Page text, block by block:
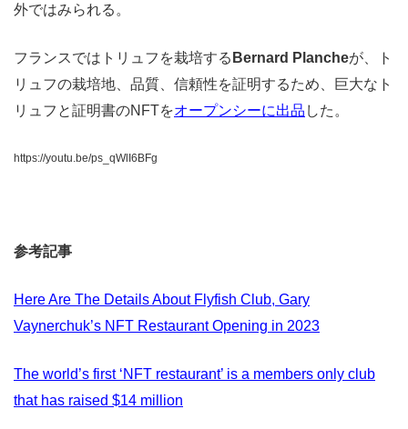
外ではみられる。
フランスではトリュフを栽培する Bernard Plancheが、ト
リュフの栽培地、品質、信頼性を証明するため、巨大なト
リュフと証明書のNFTをオープンシーに出品 した。
https://youtu.be/ps_qWlI6BFg
参考記事
Here Are The Details About Flyfish Club, Gary
Vaynerchuk’s NFT Restaurant Opening in 2023
The world’s first ‘NFT restaurant’ is a members only club
that has raised $14 million